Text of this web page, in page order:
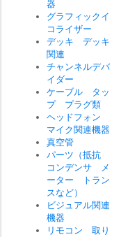
器
グラフィックイ
コライザー
デッキ デッキ
関連
チャンネルデバ
イダー
ケーブル タッ
プ プラグ類
ヘッドフォン
マイク関連機器
真空管
パーツ（抵抗
コンデンサ メ
ーター トラン
スなど）
ビジュアル関連
機器
リモコン 取り